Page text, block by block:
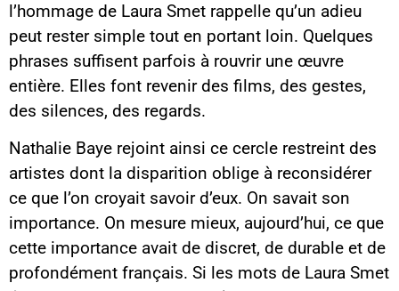
l’hommage de Laura Smet rappelle qu’un adieu
peut rester simple tout en portant loin. Quelques
phrases suffisent parfois à rouvrir une œuvre
entière. Elles font revenir des films, des gestes,
des silences, des regards.
Nathalie Baye rejoint ainsi ce cercle restreint des
artistes dont la disparition oblige à reconsidérer
ce que l’on croyait savoir d’eux. On savait son
importance. On mesure mieux, aujourd’hui, ce que
cette importance avait de discret, de durable et de
profondément français. Si les mots de Laura Smet